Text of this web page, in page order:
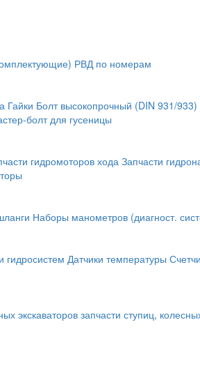
РВД по номерам
Гайки Болт высокопрочный (DIN 931/933)
болт для гусеницы
гидромоторов ходаЗапчасти
Наборы манометров (диагност.
гидросистем Датчики температуры
экскаваторов запчасти ступиц,